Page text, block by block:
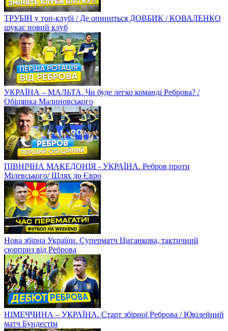
ТРУБІН у топ-клубі / Де опиниться ДОВБИК / КОВАЛЕНКО
шукає новий клуб
УКРАЇНА – МАЛЬТА. Чи буде легко команді Реброва? /
Обіцянка Малиновського
ПІВНІЧНА МАКЕДОНІЯ - УКРАЇНА. Ребров проти
Мілевського/ Шлях до Євро
Нова збірна України. Суперматч Циганкова, тактичний
сюрприз від Реброва
НІМЕЧЧИНА – УКРАЇНА. Старт збірної Реброва / Ювілейний
матч Бундестім